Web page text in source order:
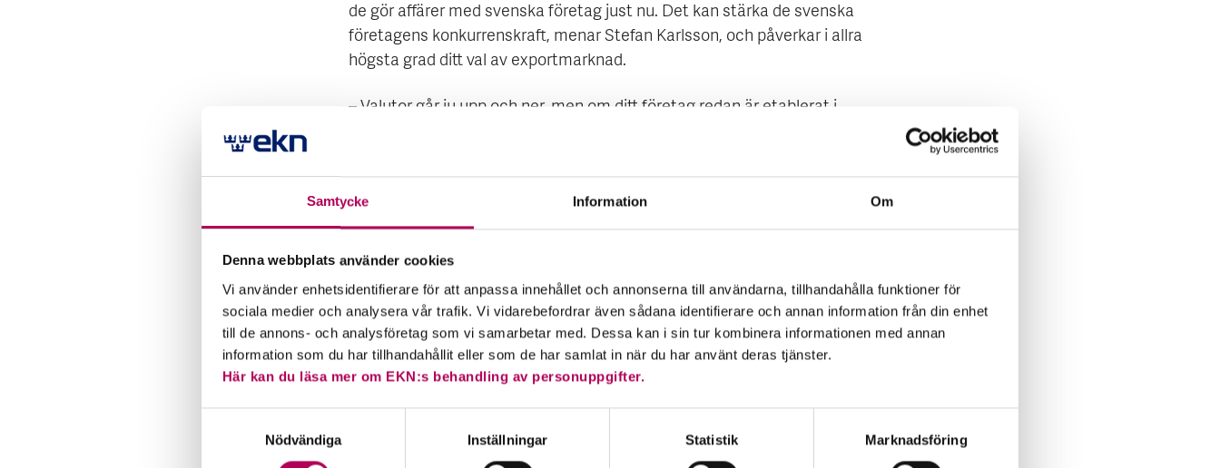
Samtycke Information Om
Denna webbplats använder cookies
Vi använder enhetsidentifierare för att anpassa innehållet och annonserna till användarna, tillhandahålla funktioner för
sociala medier och analysera vår trafik. Vi vidarebefordrar även sådana identifierare och annan information från din enhet
till de annons- och analysföretag som vi samarbetar med. Dessa kan i sin tur kombinera informationen med annan
information som du har tillhandahållit eller som de har samlat in när du har använt deras tjänster.
Här kan du läsa mer om EKN:s behandling av personuppgifter.
Nödvändiga
Inställningar Statistik Marknadsföring
de gör affärer med svenska företag just nu. Det kan stärka de svenska
företagens konkurrenskraft, menar Stefan Karlsson, och påverkar i allra
högsta grad ditt val av exportmarknad.
– Valutor går ju upp och ner, men om ditt företag redan är etablerat i
Gulfländerna. Många av de länderna har sin valuta knuten till dollarn.
Dessutom går ekonomierna på högvarv i de oljeproducerande länderna
tack vare de skenande energipriserna, säger Stefan Karlsson.
2. Jämför läget i olika länder
En analys av potentiella marknader ska alltid innehålla en genomgång
av hur den ekonomiska utvecklingen ser ut i regionen. I synnerhet i
oroliga tider finns det anledning att undersöka vilka marknader som
drabbas mest – och vilka som drabbas minst.
– I ett läge som detta är det lätt att tro att situationen är lika mörk